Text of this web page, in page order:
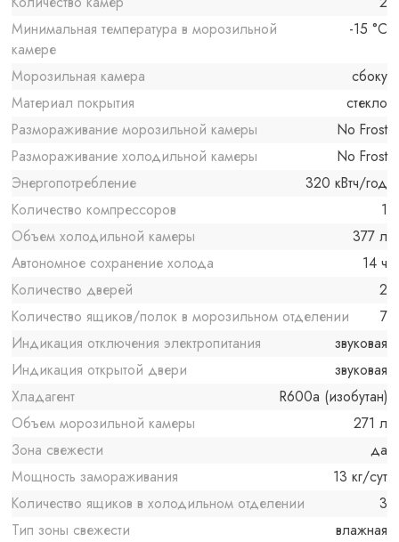
Минимальная температура в морозильной
камере
-15 °C
Морозильная камера
сбоку
Материал покрытия
стекло
Размораживание морозильной камеры
No Frost
Размораживание холодильной камеры
No Frost
Энергопотребление
320 кВтч/год
Количество компрессоров
1
Объем холодильной камеры
377 л
Автономное сохранение холода
14 ч
Количество дверей
2
Количество ящиков/полок в морозильном отделении
7
Индикация отключения электропитания
звуковая
Индикация открытой двери
звуковая
Хладагент
R600a (изобутан)
Объем морозильной камеры
271 л
Зона свежести
да
Мощность замораживания
13 кг/сут
Количество ящиков в холодильном отделении
3
Тип зоны свежести
влажная